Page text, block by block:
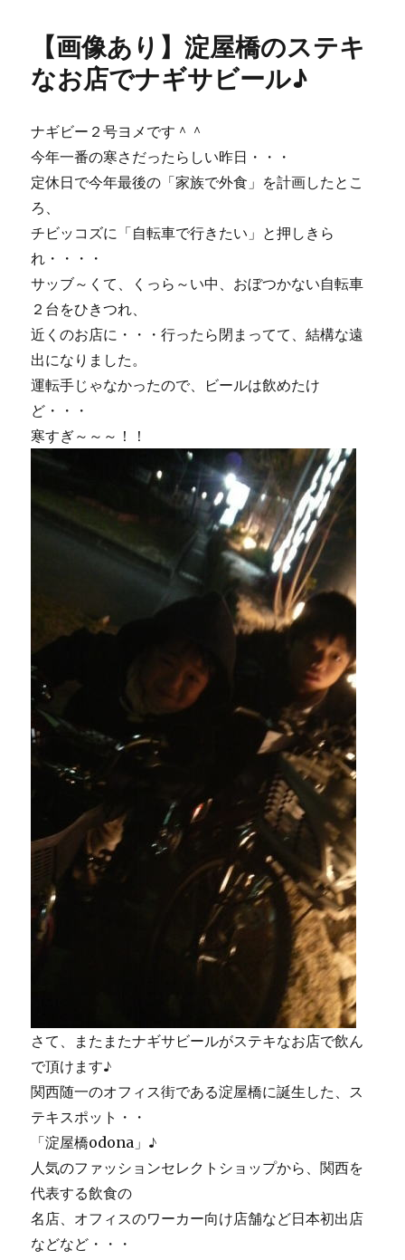
ー
い・・・
近
く
東
京
【画像あり】淀屋橋のステキ
なお店でナギサビール♪
ナギビー２号ヨメです＾＾
今年一番の寒さだったらしい昨日・・・
定休日で今年最後の「家族で外食」を計画したとこ
ろ、
チビッコズに「自転車で行きたい」と押しきら
れ・・・・
サッブ～くて、くっら～い中、おぼつかない自転車
２台をひきつれ、
近くのお店に・・・行ったら閉まってて、結構な遠
出になりました。
運転手じゃなかったので、ビールは飲めたけ
ど・・・
寒すぎ～～～！！
さて、またまたナギサビールがステキなお店で飲ん
で頂けます♪
関西随一のオフィス街である淀屋橋に誕生した、ス
テキスポット・・
「淀屋橋odona」♪
人気のファッションセレクトショップから、関西を
代表する飲食の
名店、オフィスのワーカー向け店舗など日本初出店
などなど・・・